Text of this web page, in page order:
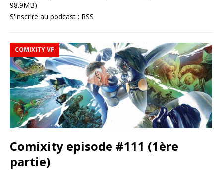
98.9MB)
S'inscrire au podcast : RSS
COMIXITY VF
Comixity episode #111 (1ère
partie)